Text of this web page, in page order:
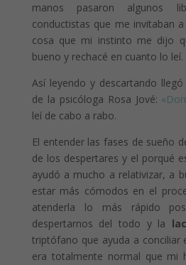
manos pasaron algunos
conductistas que me invitaban
cosa que mi instinto me dijo
bueno y rechacé en cuanto lo leí.
Así leyendo y descartando
de la psicóloga Rosa Jové:
leí de cabo a rabo.
El entender las fases de sueño
de los despertares y el porqué
ayudó a mucho a relativizar, a
estar más cómodos en el
atenderla lo más rápido
despertarnos del todo y la
triptófano que ayuda a conciliar
era totalmente normal que mi